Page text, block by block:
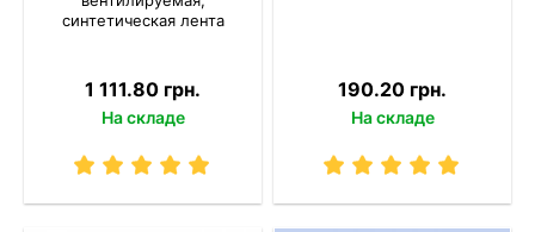
синтетическая лента
1 111.80 грн.
На складе
190.20 грн.
На складе